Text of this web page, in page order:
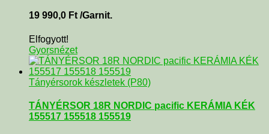
19 990,0 Ft /Garnit.
Elfogyott!
Gyorsnézet
Tányérsorok készletek (P80)
TÁNYÉRSOR 18R NORDIC pacific KERÁMIA KÉK
155517 155518 155519